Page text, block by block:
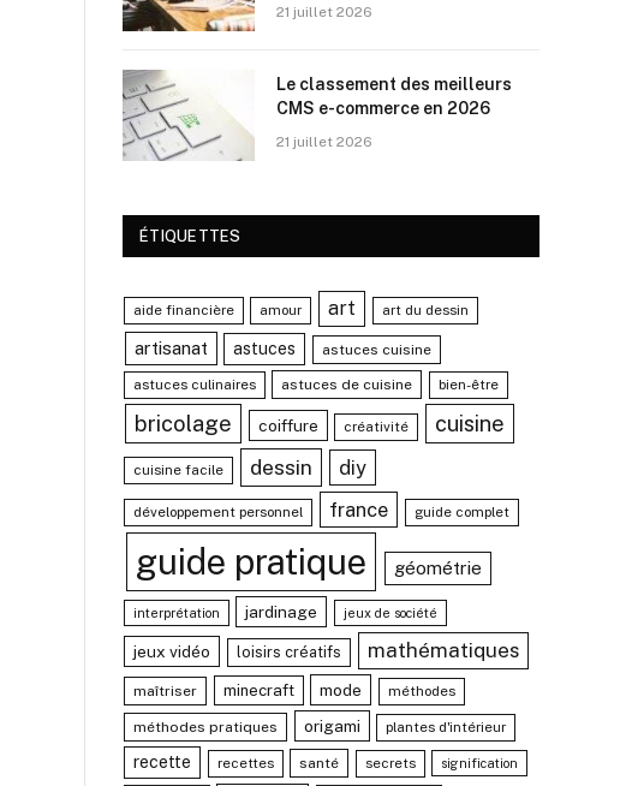
21 juillet 2026
Le classement des meilleurs
CMS e-commerce en 2026
21 juillet 2026
ÉTIQUETTES
aide financière amour art art du dessin
artisanat astuces astuces cuisine
astuces culinaires astuces de cuisine bien-être
bricolage coiffure créativité cuisine
cuisine facile dessin diy
développement personnel france guide complet
guide pratique géométrie
interprétation jardinage jeux de société
jeux vidéo loisirs créatifs mathématiques
maîtriser minecraft mode méthodes
méthodes pratiques origami plantes d'intérieur
recette recettes santé secrets signification